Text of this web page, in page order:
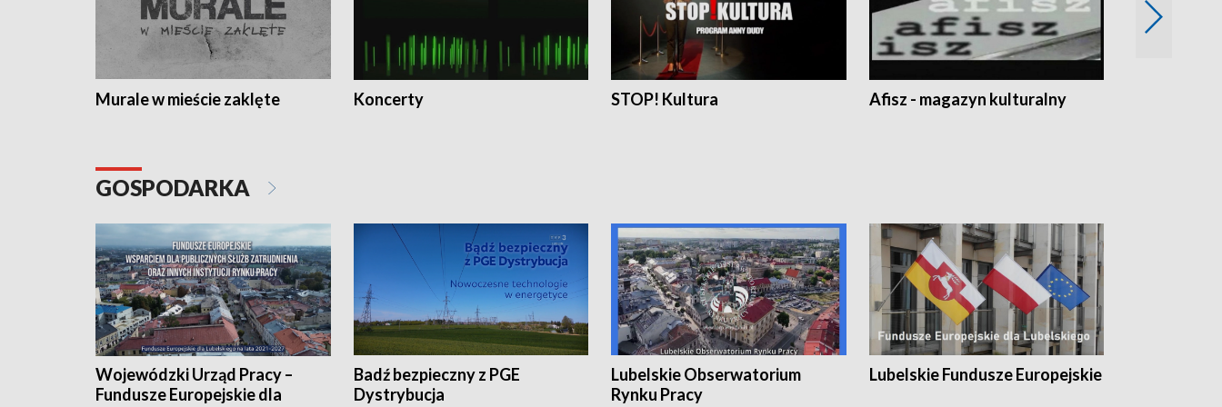
Murale w mieście zaklęte Koncerty STOP! Kultura Afisz - magazyn kulturalny
GOSPODARKA
Wojewódzki Urząd Pracy –
Fundusze Europejskie dla
Badź bezpieczny z PGE
Dystrybucja
Lubelskie Obserwatorium
Rynku Pracy
Lubelskie Fundusze Europejskie